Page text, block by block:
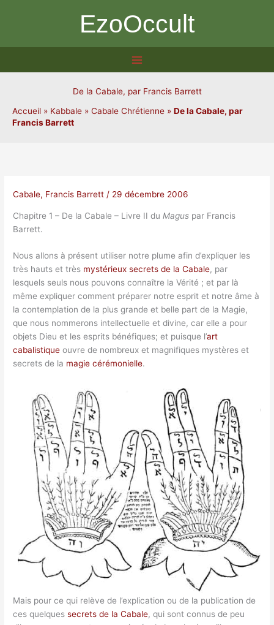
EzoOccult
De la Cabale, par Francis Barrett
Accueil » Kabbale » Cabale Chrétienne » De la Cabale, par
Francis Barrett
Cabale, Francis Barrett / 29 décembre 2006
Chapitre 1 – De la Cabale – Livre II du Magus par Francis
Barrett.
Nous allons à présent utiliser notre plume afin d’expliquer les
très hauts et très mystérieux secrets de la Cabale, par
lesquels seuls nous pouvons connaître la Vérité ; et par là
même expliquer comment préparer notre esprit et notre âme à
la contemplation de la plus grande et belle part de la Magie,
que nous nommerons intellectuelle et divine, car elle a pour
objets Dieu et les esprits bénéfiques; et puisque l’art
cabalistique ouvre de nombreux et magnifiques mystères et
secrets de la magie cérémonielle.
Mais pour ce qui relève de l’explication ou de la publication de
ces quelquessecrets de la Cabale, qui sont connus de peu